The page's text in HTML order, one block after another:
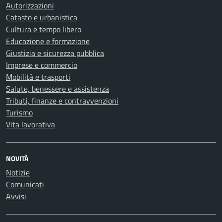
Autorizzazioni
Catasto e urbanistica
Cultura e tempo libero
Educazione e formazione
Giustizia e sicurezza pubblica
Imprese e commercio
Mobilità e trasporti
Salute, benessere e assistenza
Tributi, finanze e contravvenzioni
Turismo
Vita lavorativa
NOVITÀ
Notizie
Comunicati
Avvisi